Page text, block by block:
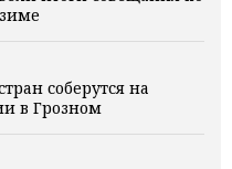
соберутся на
в Грозном